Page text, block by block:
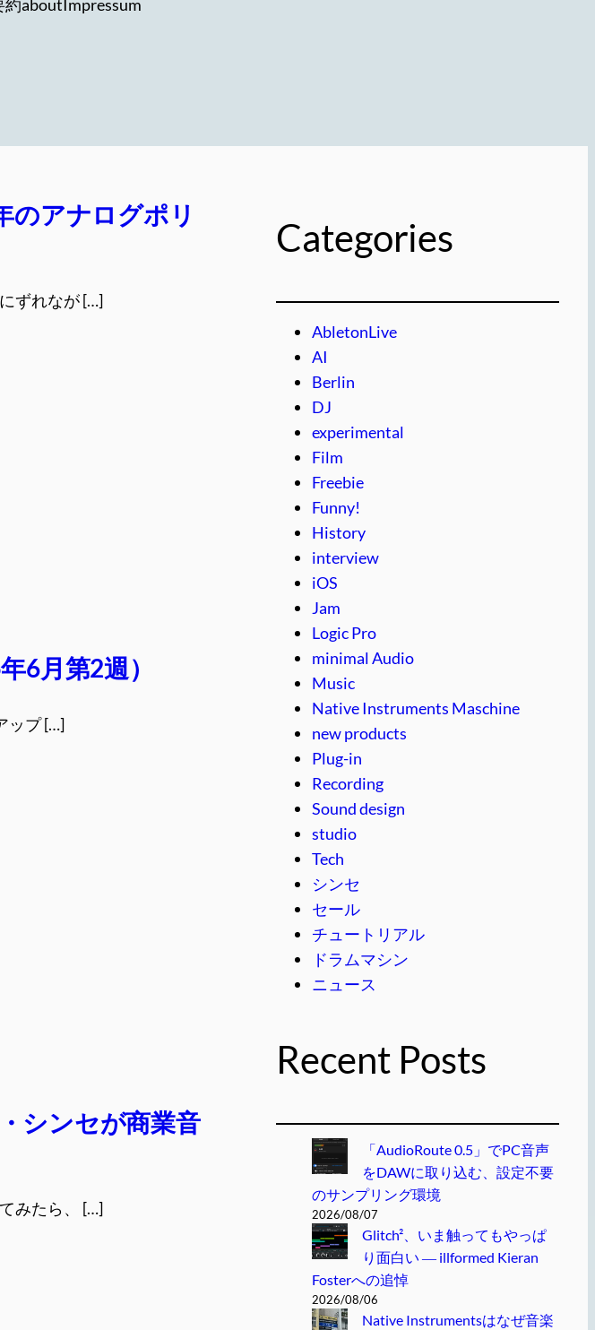
約aboutImpressum
アナログポリ
ずれなが […]
6月第2週）
ップ […]
シンセが商業音
みたら、 […]
Categories
AbletonLive
AI
Berlin
DJ
experimental
Film
Freebie
Funny!
History
interview
iOS
Jam
Logic Pro
minimal Audio
Music
Native Instruments Maschine
new products
Plug-in
Recording
Sound design
studio
Tech
シンセ
セール
チュートリアル
ドラムマシン
ニュース
Recent Posts
「AudioRoute 0.5」でPC音声
をDAWに取り込む、設定不要
のサンプリング環境
2026/08/07
Glitch²、いま触ってもやっぱ
り面白い ― illformed Kieran
Fosterへの追悼
2026/08/06
Native Instrumentsはなぜ音楽